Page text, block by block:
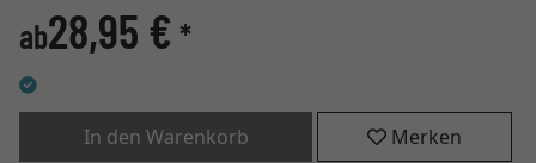
ab28,95 € *
In den Warenkorb Merken